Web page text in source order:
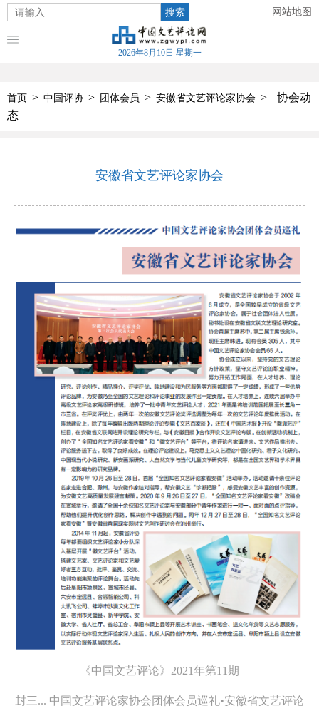
搜索 网站地图
2026年8月10日 星期一
首页 > 中国评协 > 团体会员 > 安徽省文艺评论家协会 >
协会动
态
安徽省文艺评论家协会
《中国文艺评论》2021年第11期
封三... 中国文艺评论家协会团体会员巡礼•安徽省文艺评论